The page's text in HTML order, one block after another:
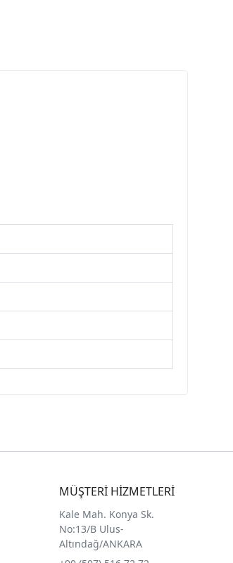
MÜŞTERİ HİZMETLERİ
Kale Mah. Konya Sk.
No:13/B Ulus-
Altındağ/ANKARA